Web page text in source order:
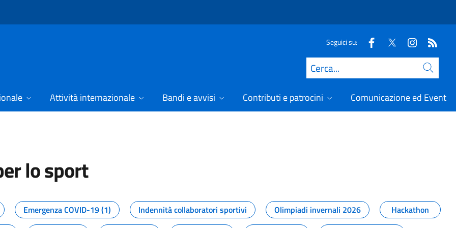
Seguici su:
Cerca
Attività internazionale Bandi e avvisi Contributi e patrocini Comunicazione ed Eventi
lo sport
dal Dipartimento per lo sport
Emergenza COVID-19 (1) Indennità collaboratori sportivi Olimpiadi invernali 2026
Hackathon